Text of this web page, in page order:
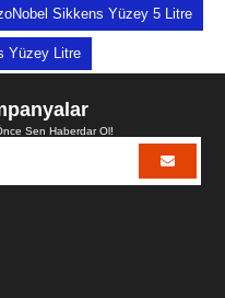
Sikkens Yüzey 5 Litre
Yüzey Litre
Sen Haberdar Ol!